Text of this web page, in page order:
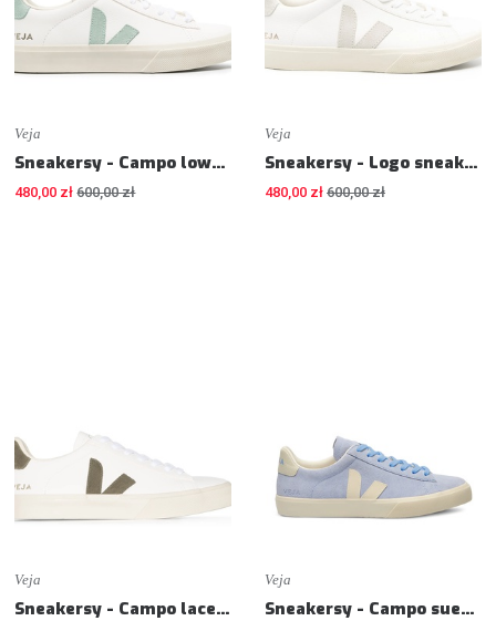
Veja
Sneakersy - Campo low-top sneakers - Sneakers
480,00 zł 600,00 zł
Veja
Sneakersy - Logo sneakers - Sneakers
480,00 zł 600,00 zł
Veja
Sneakersy - Campo lace-up sneakers - Sneakers
Veja
Sneakersy - Campo suede olympe pierre sneakers - Sneakers